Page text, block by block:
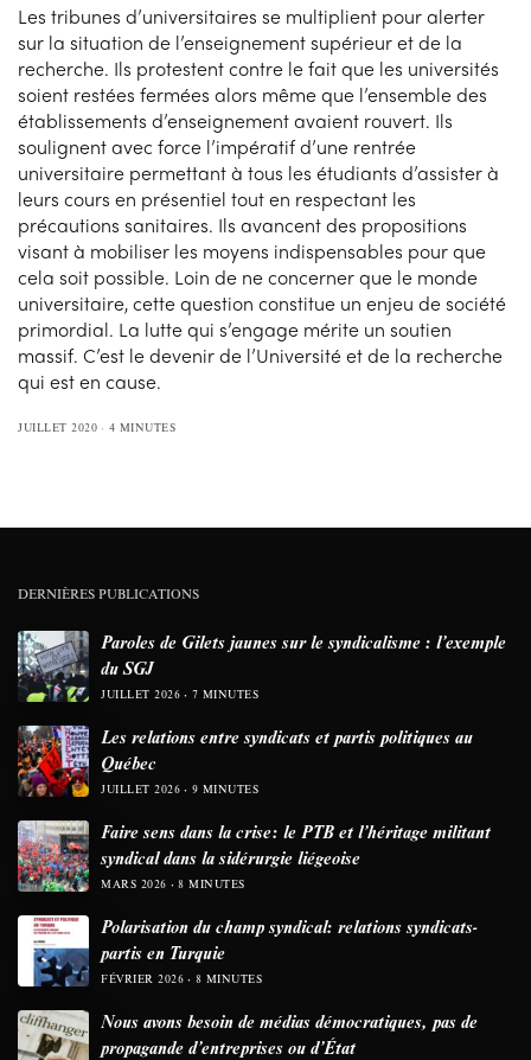
Les tribunes d’universitaires se multiplient pour alerter
sur la situation de l’enseignement supérieur et de la
recherche. Ils protestent contre le fait que les universités
soient restées fermées alors même que l’ensemble des
établissements d’enseignement avaient rouvert. Ils
soulignent avec force l’impératif d’une rentrée
universitaire permettant à tous les étudiants d’assister à
leurs cours en présentiel tout en respectant les
précautions sanitaires. Ils avancent des propositions
visant à mobiliser les moyens indispensables pour que
cela soit possible. Loin de ne concerner que le monde
universitaire, cette question constitue un enjeu de société
primordial. La lutte qui s’engage mérite un soutien
massif. C’est le devenir de l’Université et de la recherche
qui est en cause.
JUILLET 2020 4 MINUTES
DERNIÈRES PUBLICATIONS
Paroles de Gilets jaunes sur le syndicalisme : l’exemple
du SGJ
JUILLET 2026 7 MINUTES
Les relations entre syndicats et partis politiques au
Québec
JUILLET 2026 9 MINUTES
Faire sens dans la crise: le PTB et l’héritage militant
syndical dans la sidérurgie liégeoise
MARS 2026 8 MINUTES
Polarisation du champ syndical: relations syndicats-
partis en Turquie
FÉVRIER 2026 8 MINUTES
Nous avons besoin de médias démocratiques, pas de
propagande d’entreprises ou d’État